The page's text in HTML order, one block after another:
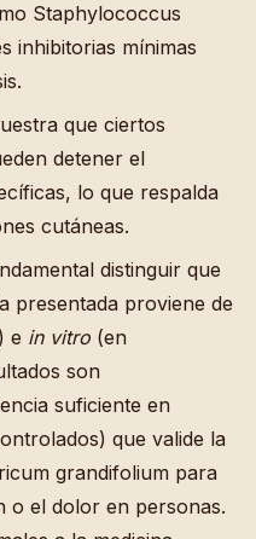
Staphylococcus
inhibitorias mínimas
que ciertos
detener el
lo que respalda
cutáneas.
distinguir que
presentada proviene de
e in vitro (en
son
suficiente en
que valide la
grandifolium para
o el dolor en personas.